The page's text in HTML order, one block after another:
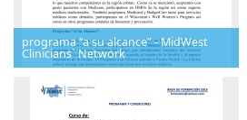
programa “a su alcance” - MidWest
Clinicians` Network